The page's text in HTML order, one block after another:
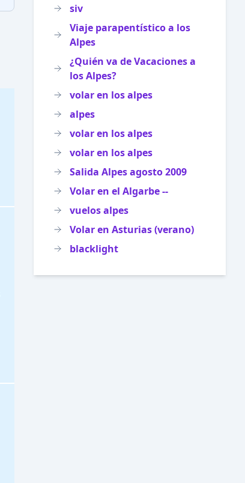
siv
Viaje parapentístico a los
Alpes
¿Quién va de Vacaciones a
los Alpes?
volar en los alpes
alpes
volar en los alpes
volar en los alpes
Salida Alpes agosto 2009
Volar en el Algarbe --
vuelos alpes
Volar en Asturias (verano)
blacklight